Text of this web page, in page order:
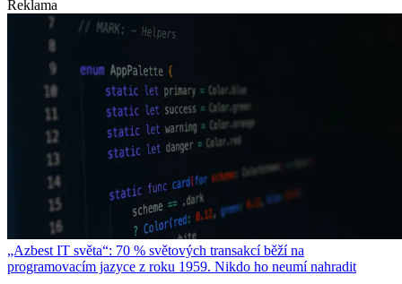
Reklama
„Azbest IT světa“: 70 % světových transakcí běží na
programovacím jazyce z roku 1959. Nikdo ho neumí nahradit